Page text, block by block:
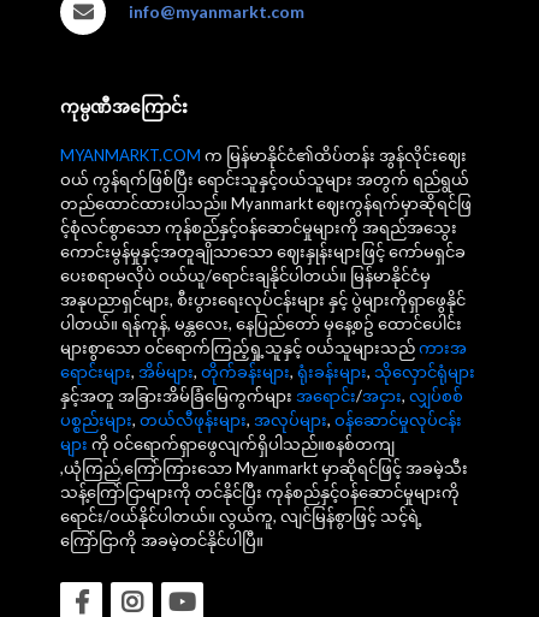
info@myanmarkt.com
ကုမ္ပဏီအကြောင်း
MYANMARKT.COM က မြန်မာနိုင်ငံ၏ထိပ်တန်း အွန်လိုင်းဈေး
ဝယ် ကွန်ရက်ဖြစ်ပြီး ရောင်းသူနှင့်ဝယ်သူများ အတွက် ရည်ရွယ်
တည်ထောင်ထားပါသည်။ Myanmarkt ဈေးကွန်ရက်မှာဆိုရင်ဖြ
င့်စုံလင်စွာသော ကုန်စည်နှင့်ဝန်ဆောင်မှုများကို အရည်အသွေး
ကောင်းမွန်မှုနှင့်အတူချိုသာသော ဈေးနှုန်းများဖြင့် ကော်မရှင်ခ
ပေးစရာမလိုပဲ ဝယ်ယူ/ရောင်းချနိုင်ပါတယ်။ မြန်မာနိုင်ငံမှ
အနုပညာရှင်များ, စီးပွားရေးလုပ်ငန်းများ နှင့် ပွဲများကိုရှာဖွေနိုင်
ပါတယ်။ ရန်ကုန်, မန္တလေး, နေပြည်တော် မှနေ့စဥ် ထောင်ပေါင်း
များစွာသော ဝင်ရောက်ကြည့်ရှု့သူနှင့် ဝယ်သူများသည်ကားအ
ရောင်းများ, အိမ်များ, တိုက်ခန်းများ, ရုံးခန်းများ, သိုလှောင်ရုံများ
နှင့်အတူ အခြားအိမ်ခြံမြေကွက်များ အရောင်း/အငှား, လျှပ်စစ်
ပစ္စည်းများ, တယ်လီဖုန်းများ, အလုပ်များ, ဝန်ဆောင်မှုလုပ်ငန်း
များ ကို ဝင်ရောက်ရှာဖွေလျက်ရှိပါသည်။စနစ်တကျ
,ယုံကြည်,ကြော်ကြားသော Myanmarkt မှာဆိုရင်ဖြင့် အခမဲ့သီး
သန့်ကြော်ငြာများကို တင်နိုင်ပြီး ကုန်စည်နှင့်ဝန်ဆောင်မှုများကို
ရောင်း/ဝယ်နိုင်ပါတယ်။ လွယ်ကူ, လျင်မြန်စွာဖြင့် သင့်ရဲ့
ကြော်ငြာကို အခမဲ့တင်နိုင်ပါပြီ။